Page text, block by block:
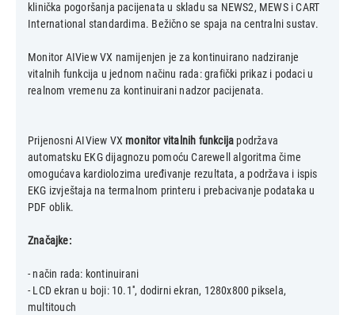
klinička pogoršanja pacijenata u skladu sa NEWS2, MEWS i CART
International standardima. Bežično se spaja na centralni sustav.
Monitor AIView VX namijenjen je za kontinuirano nadziranje
vitalnih funkcija u jednom načinu rada: grafički prikaz i podaci u
realnom vremenu za kontinuirani nadzor pacijenata.
Prijenosni AIView VX monitor vitalnih funkcija podržava
automatsku EKG dijagnozu pomoću Carewell algoritma čime
omogućava kardiolozima uređivanje rezultata, a podržava i ispis
EKG izvještaja na termalnom printeru i prebacivanje podataka u
PDF oblik.
Značajke:
- način rada: kontinuirani
- LCD ekran u boji: 10.1'', dodirni ekran, 1280x800 piksela,
multitouch